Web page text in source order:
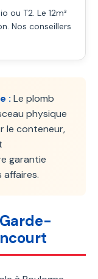
ou T2. Le 12m³
Nos conseillers
: Le plomb
physique
le conteneur,
garantie
affaires.